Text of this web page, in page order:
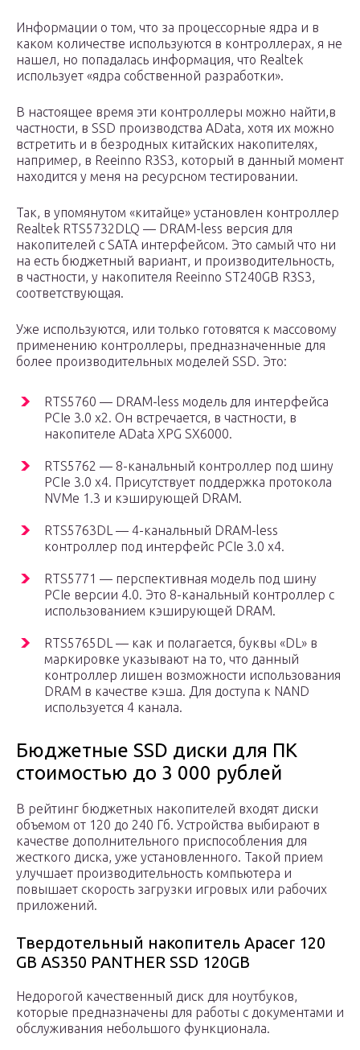
Информации о том, что за процессорные ядра и в
каком количестве используются в контроллерах, я не
нашел, но попадалась информация, что Realtek
использует «ядра собственной разработки».
В настоящее время эти контроллеры можно найти,в
частности, в SSD производства AData, хотя их можно
встретить и в безродных китайских накопителях,
например, в Reeinno R3S3, который в данный момент
находится у меня на ресурсном тестировании.
Так, в упомянутом «китайце» установлен контроллер
Realtek RTS5732DLQ — DRAM-less версия для
накопителей с SATA интерфейсом. Это самый что ни
на есть бюджетный вариант, и производительность,
в частности, у накопителя Reeinno ST240GB R3S3,
соответствующая.
Уже используются, или только готовятся к массовому
применению контроллеры, предназначенные для
более производительных моделей SSD. Это:
RTS5760 — DRAM-less модель для интерфейса
PCIe 3.0 x2. Он встречается, в частности, в
накопителе AData XPG SX6000.
RTS5762 — 8-канальный контроллер под шину
PCIe 3.0 x4. Присутствует поддержка протокола
NVMe 1.3 и кэширующей DRAM.
RTS5763DL — 4-канальный DRAM-less
контроллер под интерфейс PCIe 3.0 x4.
RTS5771 — перспективная модель под шину
PCIe версии 4.0. Это 8-канальный контроллер с
использованием кэширующей DRAM.
RTS5765DL — как и полагается, буквы «DL» в
маркировке указывают на то, что данный
контроллер лишен возможности использования
DRAM в качестве кэша. Для доступа к NAND
используется 4 канала.
Бюджетные SSD диски для ПК
стоимостью до 3 000 рублей
В рейтинг бюджетных накопителей входят диски
объемом от 120 до 240 Гб. Устройства выбирают в
качестве дополнительного приспособления для
жесткого диска, уже установленного. Такой прием
улучшает производительность компьютера и
повышает скорость загрузки игровых или рабочих
приложений.
Твердотельный накопитель Apacer 120
GB AS350 PANTHER SSD 120GB
Недорогой качественный диск для ноутбуков,
которые предназначены для работы с документами и
обслуживания небольшого функционала.